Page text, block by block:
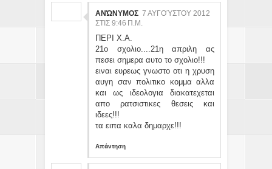
ΑΝΏΝΥΜΟΣ 7 ΑΥΓΟΎΣΤΟΥ 2012
ΣΤΙΣ 9:46 Π.Μ.
ΠΕΡΙ Χ.Α.
21ο σχολιο....21η απριλη ας
πεσει σημερα αυτο το σχολιο!!!
ειναι ευρεως γνωστο οτι η χρυση
αυγη σαν πολιτικο κομμα αλλα
και ως ιδεολογια διακατεχεται
απο ρατσιστικες θεσεις και
ιδεες!!!
τα ειπα καλα δημαρχε!!!
Απάντηση